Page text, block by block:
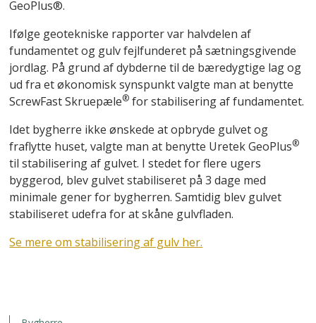
GeoPlus®.
Ifølge geotekniske rapporter var halvdelen af
fundamentet og gulv fejlfunderet på sætningsgivende
jordlag. På grund af dybderne til de bæredygtige lag og
ud fra et økonomisk synspunkt valgte man at benytte
ScrewFast Skruepæle® for stabilisering af fundamentet.
Idet bygherre ikke ønskede at opbryde gulvet og
fraflytte huset, valgte man at benytte Uretek GeoPlus®
til stabilisering af gulvet. I stedet for flere ugers
byggerod, blev gulvet stabiliseret på 3 dage med
minimale gener for bygherren. Samtidig blev gulvet
stabiliseret udefra for at skåne gulvfladen.
Se mere om stabilisering af gulv her.